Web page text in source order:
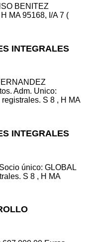
BENITEZ
MA 95168, I/A 7 (
INTEGRALES
Adm. Unico:
S 8 , H MA
INTEGRALES
único: GLOBAL
S 8 , H MA